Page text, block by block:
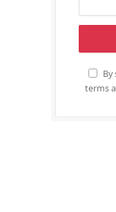
terms